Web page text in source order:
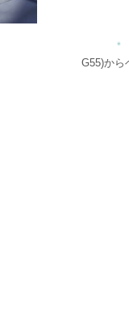
G55)から